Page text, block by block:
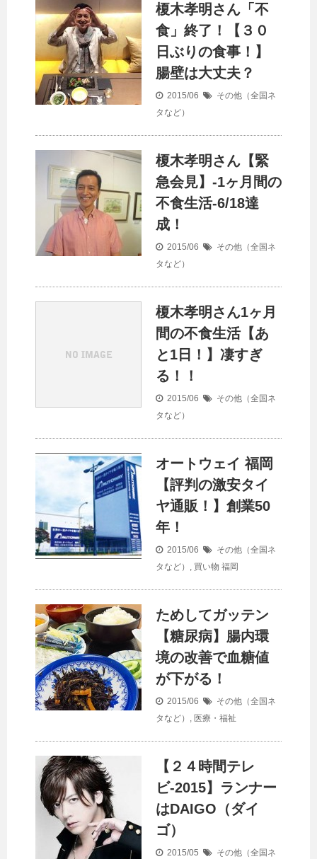
榎木孝明さん「不
食」終了！【３０
日ぶりの食事！】
腸壁は大丈夫？
2015/06
その他（全国ネ
タなど）
榎木孝明さん【緊
急会見】-1ヶ月間の
不食生活-6/18達
成！
2015/06
その他（全国ネ
タなど）
榎木孝明さん1ヶ月
間の不食生活【あ
と1日！】凄すぎ
る！！
2015/06
その他（全国ネ
タなど）
オートウェイ 福岡
【評判の激安タイ
ヤ通販！】創業50
年！
2015/06
その他（全国ネ
タなど） , 買い物 福岡
ためしてガッテン
【糖尿病】腸内環
境の改善で血糖値
が下がる！
2015/06
その他（全国ネ
タなど） , 医療・福祉
【２４時間テレ
ビ-2015】ランナー
はDAIGO（ダイ
ゴ）
2015/05 その他（全国ネ